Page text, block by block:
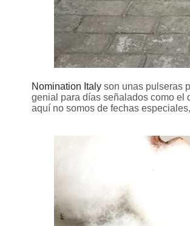
Nomination Italy son unas pulseras
genial para días señalados como el
aquí no somos de fechas